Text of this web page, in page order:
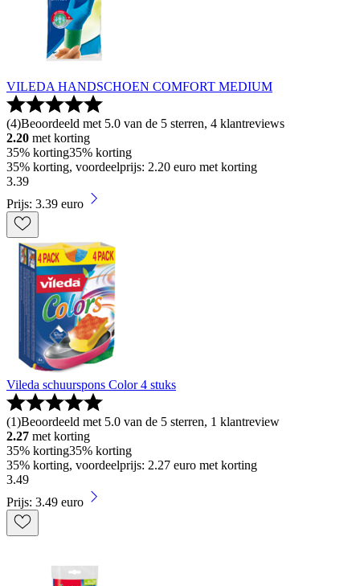
VILEDA HANDSCHOEN COMFORT MEDIUM
(4)Beoordeeld met 5.0 van de 5 sterren, 4 klantreviews
2.20 met korting
35% korting35% korting
35% korting, voordeelprijs: 2.20 euro met korting
3.39
Prijs: 3.39 euro
Vileda schuurspons Color 4 stuks
(1)Beoordeeld met 5.0 van de 5 sterren, 1 klantreview
2.27 met korting
35% korting35% korting
35% korting, voordeelprijs: 2.27 euro met korting
3.49
Prijs: 3.49 euro